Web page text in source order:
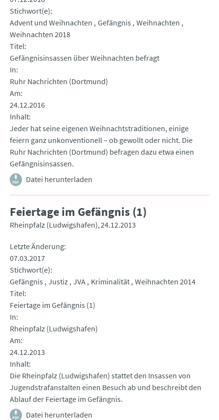
Stichwort(e)
Advent und Weihnachten Gefängnis Weihnachten
Weihnachten 2018
Titel
Gefängnisinsassen über Weihnachten befragt
In
Ruhr Nachrichten (Dortmund)
Am
24.12.2016
Inhalt
Jeder hat seine eigenen Weihnachtstraditionen, einige
feiern ganz unkonventionell – ob gewollt oder nicht. Die
Ruhr Nachrichten (Dortmund) befragen dazu etwa einen
Gefängnisinsassen.
Datei herunterladen
Feiertage im Gefängnis (1)
Rheinpfalz (Ludwigshafen) 24.12.2013
Letzte Änderung
07.03.2017
Stichwort(e)
Gefängnis Justiz JVA Kriminalität Weihnachten 2014
Titel
Feiertage im Gefängnis (1)
In
Rheinpfalz (Ludwigshafen)
Am
24.12.2013
Inhalt
Die Rheinpfalz (Ludwigshafen) stattet den Insassen von
Jugendstrafanstalten einen Besuch ab und beschreibt den
Ablauf der Feiertage im Gefängnis.
Datei herunterladen